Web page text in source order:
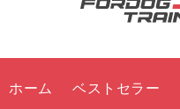
ホーム ベストセラー